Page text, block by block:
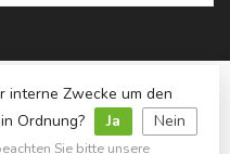
interne Zwecke um den
Ordnung?
Ja Nein
Sie bitte unsere